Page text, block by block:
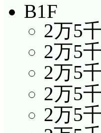
B1F
2万5
2万5
2万5
2万5
2万5